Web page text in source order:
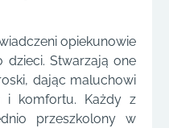
opiekunowie
dzieci. Stwarzają one
dając maluchowi
i komfortu. Każdy z
przeszkolony w